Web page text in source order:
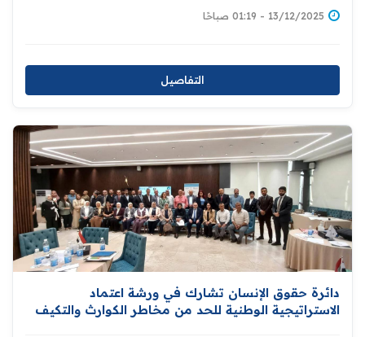
13/12/2025 - 01:19 صباحًا
التفاصيل
دائرة حقوق الإنسان تشارك في ورشة اعتماد
الاستراتيجية الوطنية للحد من مخاطر الكوارث والتكيف